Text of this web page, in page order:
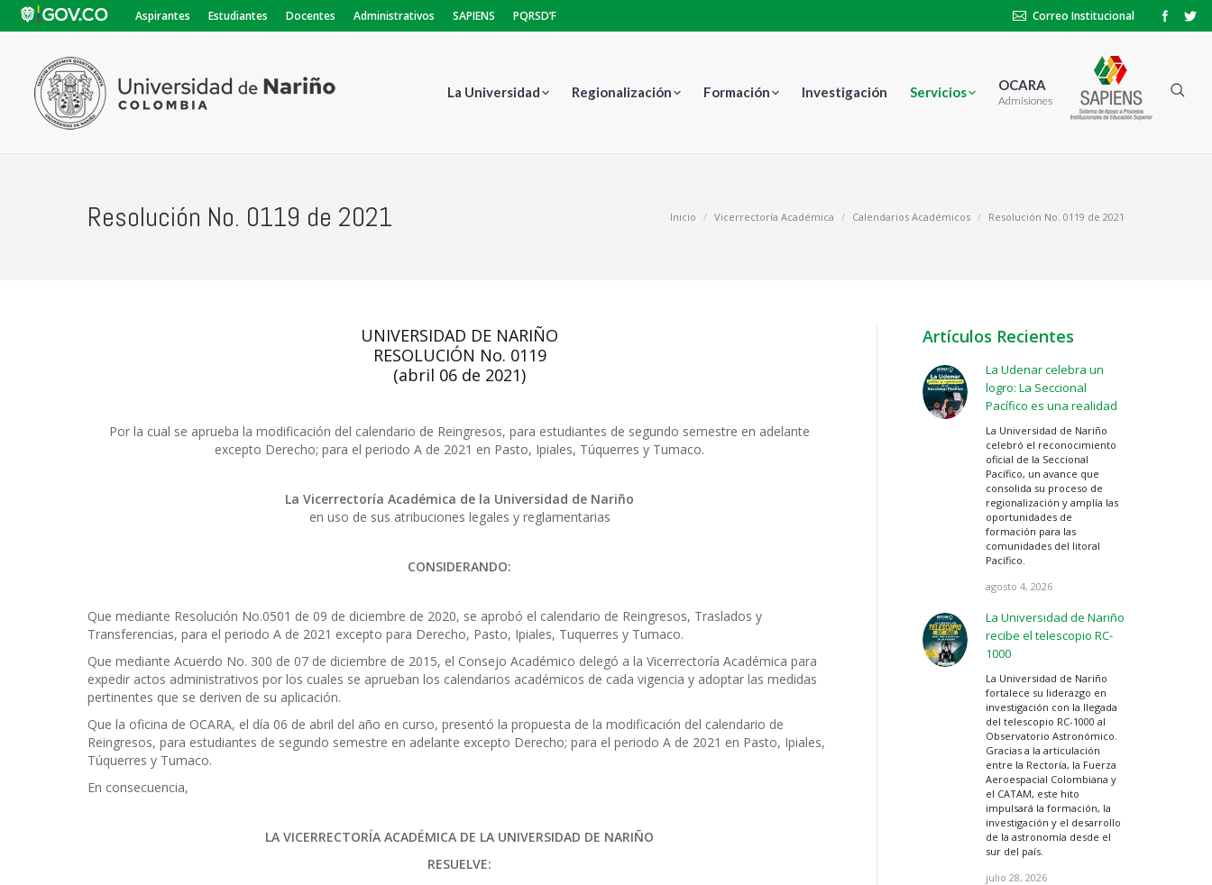
Aspirantes Estudiantes Docentes Administrativos SAPIENS PQRSD’F Correo Institucional
La Universidad Regionalización Formación Investigación Servicios OCARA
Admisiones
Resolución No. 0119 de 2021 Inicio Vicerrectoría Académica Calendarios Académicos Resolución No. 0119 de 2021
UNIVERSIDAD DE NARIÑO
RESOLUCIÓN No. 0119
(abril 06 de 2021)
Por la cual se aprueba la modificación del calendario de Reingresos, para estudiantes de segundo semestre en adelante
excepto Derecho; para el periodo A de 2021 en Pasto, Ipiales, Túquerres y Tumaco.
La Vicerrectoría Académica de la Universidad de Nariño
en uso de sus atribuciones legales y reglamentarias
CONSIDERANDO:
Que mediante Resolución No.0501 de 09 de diciembre de 2020, se aprobó el calendario de Reingresos, Traslados y
Transferencias, para el periodo A de 2021 excepto para Derecho, Pasto, Ipiales, Tuquerres y Tumaco.
Que mediante Acuerdo No. 300 de 07 de diciembre de 2015, el Consejo Académico delegó a la Vicerrectoría Académica para
expedir actos administrativos por los cuales se aprueban los calendarios académicos de cada vigencia y adoptar las medidas
pertinentes que se deriven de su aplicación.
Que la oficina de OCARA, el día 06 de abril del año en curso, presentó la propuesta de la modificación del calendario de
Reingresos, para estudiantes de segundo semestre en adelante excepto Derecho; para el periodo A de 2021 en Pasto, Ipiales,
Túquerres y Tumaco.
En consecuencia,
LA VICERRECTORÍA ACADÉMICA DE LA UNIVERSIDAD DE NARIÑO
RESUELVE:
Artículos Recientes
La Udenar celebra un
logro: La Seccional
Pacífico es una realidad
La Universidad de Nariño
celebró el reconocimiento
oficial de la Seccional
Pacífico, un avance que
consolida su proceso de
regionalización y amplía las
oportunidades de
formación para las
comunidades del litoral
Pacífico.
agosto 4, 2026
La Universidad de Nariño
recibe el telescopio RC-
1000
La Universidad de Nariño
fortalece su liderazgo en
investigación con la llegada
del telescopio RC-1000 al
Observatorio Astronómico.
Gracias a la articulación
entre la Rectoría, la Fuerza
Aeroespacial Colombiana y
el CATAM, este hito
impulsará la formación, la
investigación y el desarrollo
de la astronomía desde el
sur del país.
julio 28, 2026